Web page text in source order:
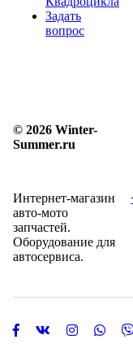
Задать
вопрос
© 2026 Winter-
Summer.ru
Интернет-магазин
авто-мото
запчастей.
Оборудование для
автосервиса.